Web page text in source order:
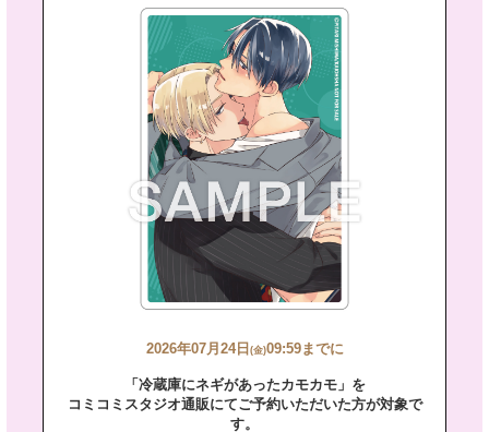
2026年07月24日 (金)09:59までに
「冷蔵庫にネギがあったカモカモ」を
コミコミスタジオ通販にてご予約いただいた方が対象で
す。